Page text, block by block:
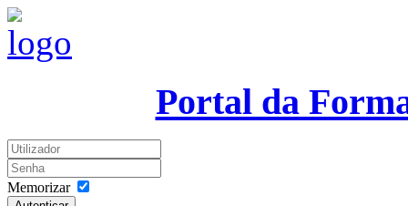
Portal da
Memorizar